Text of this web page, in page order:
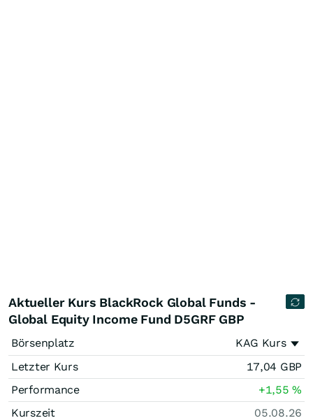
Aktueller Kurs BlackRock Global Funds -
Global Equity Income Fund D5GRF GBP
Börsenplatz
KAG Kurs
Letzter Kurs
17,04 GBP
Performance
+1,55%
Kurszeit
05.08.26